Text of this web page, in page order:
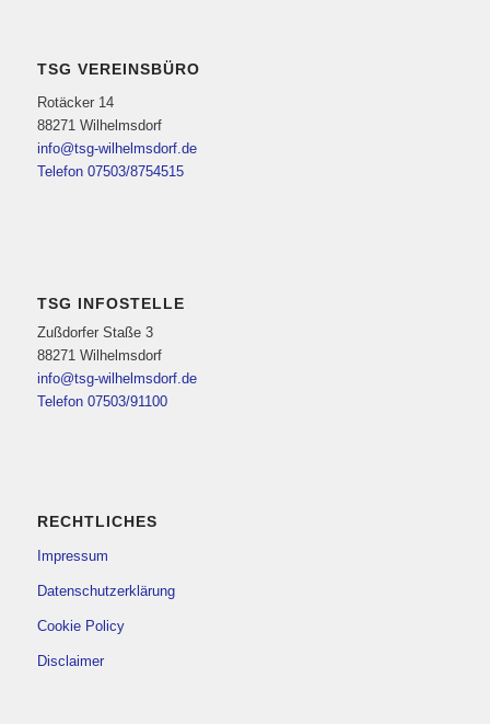
TSG VEREINSBÜRO
Rotäcker 14
88271 Wilhelmsdorf
info@tsg-wilhelmsdorf.de
Telefon 07503/8754515
TSG INFOSTELLE
Zußdorfer Staße 3
88271 Wilhelmsdorf
info@tsg-wilhelmsdorf.de
Telefon 07503/91100
RECHTLICHES
Impressum
Datenschutzerklärung
Cookie Policy
Disclaimer